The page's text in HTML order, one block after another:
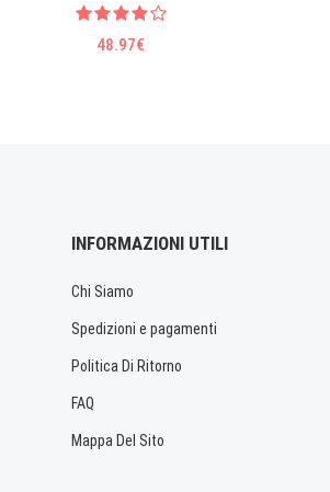
48.97€
INFORMAZIONI UTILI
Chi Siamo
Spedizioni e pagamenti
Politica Di Ritorno
FAQ
Mappa Del Sito